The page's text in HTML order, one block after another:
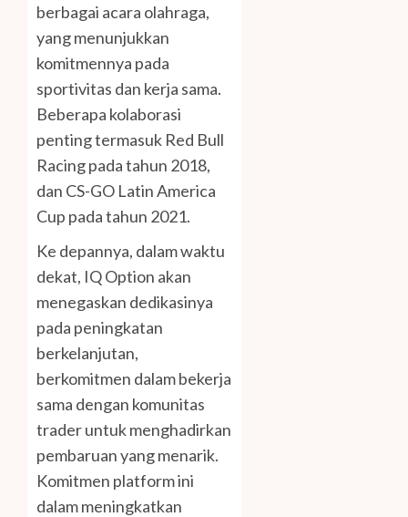
berbagai acara olahraga,
yang menunjukkan
komitmennya pada
sportivitas dan kerja sama.
Beberapa kolaborasi
penting termasuk Red Bull
Racing pada tahun 2018,
dan CS-GO Latin America
Cup pada tahun 2021.
Ke depannya, dalam waktu
dekat, IQ Option akan
menegaskan dedikasinya
pada peningkatan
berkelanjutan,
berkomitmen dalam bekerja
sama dengan komunitas
trader untuk menghadirkan
pembaruan yang menarik.
Komitmen platform ini
dalam meningkatkan